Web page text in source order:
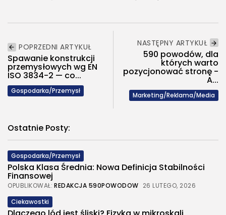
POPRZEDNI ARTYKUŁ
Spawanie konstrukcji
przemysłowych wg EN
ISO 3834-2 — co...
Gospodarka/Przemysł
NASTĘPNY ARTYKUŁ
590 powodów, dla
których warto
pozycjonować stronę -
A...
Marketing/Reklama/Media
Ostatnie Posty:
Gospodarka/Przemysł
Polska Klasa Średnia: Nowa Definicja Stabilności
Finansowej
OPUBLIKOWAŁ: REDAKCJA 590POWODOW 26 LUTEGO, 2026
Ciekawostki